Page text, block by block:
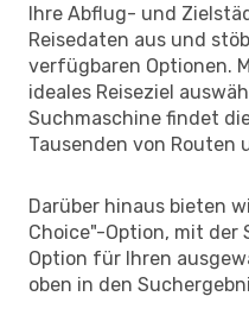
Ihre Abflug- und
Reisedaten aus und
verfügbaren Optionen.
ideales Reiseziel
Suchmaschine findet
Tausenden von Routen
Darüber hinaus bieten
Choice"-Option, mit
Option für Ihren
oben in den